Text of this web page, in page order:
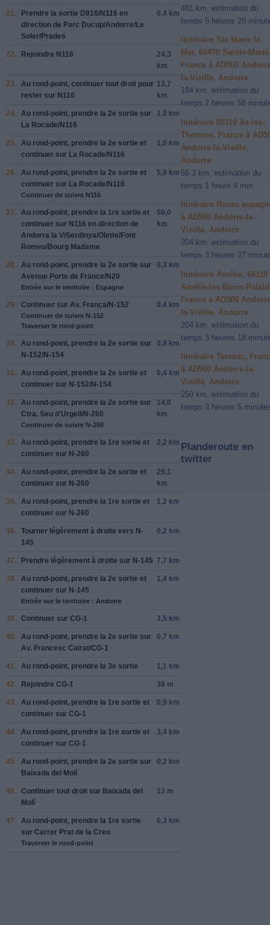
21. Prendre la sortie D916/N116 en
direction de Parc Ducup/Andorre/Le
Soler/Prades
0,4 km
22. Rejoindre N116
24,3
km
23.
Au rond-point, continuer tout droit pour
rester sur N116
13,7
km
24. Au rond-point, prendre la 2e sortie sur
La Rocade/N116
1,0 km
25. Au rond-point, prendre la 2e sortie et
continuer sur La Rocade/N116
1,0 km
26. Au rond-point, prendre la 2e sortie et
continuer sur La Rocade/N116
Continuer de suivre N116
5,9 km
27. Au rond-point, prendre la 1re sortie et
continuer sur N116 en direction de
Andorra la V/Serdinya/Olette/Font
Romeu/Bourg Madame
50,0
km
28. Au rond-point, prendre la 2e sortie sur
Avenue Porte de France/N20
Entrée sur le territoire : Espagne
0,3 km
29. Continuer sur Av. França/N-152
Continuer de suivre N-152
Traverser le rond-point
0,4 km
30. Au rond-point, prendre la 2e sortie sur
N-152/N-154
0,9 km
31. Au rond-point, prendre la 2e sortie et
continuer sur N-152/N-154
0,4 km
32. Au rond-point, prendre la 2e sortie sur
Ctra. Seu d'Urgell/N-260
Continuer de suivre N-260
14,0
km
33. Au rond-point, prendre la 1re sortie et
continuer sur N-260
2,2 km
34. Au rond-point, prendre la 2e sortie et
continuer sur N-260
29,1
km
35. Au rond-point, prendre la 1re sortie et
continuer sur N-260
1,2 km
36. Tourner légèrement à droite vers N-
145
0,2 km
37. Prendre légèrement à droite sur N-145 7,7 km
38. Au rond-point, prendre la 2e sortie et
continuer sur N-145
Entrée sur le territoire : Andorre
1,4 km
39. Continuer sur CG-1 3,5 km
40. Au rond-point, prendre la 2e sortie sur
Av. Francesc Cairat/CG-1
0,7 km
41. Au rond-point, prendre la 3e sortie 1,1 km
42. Rejoindre CG-1 38 m
43. Au rond-point, prendre la 1re sortie et
continuer sur CG-1
0,9 km
44. Au rond-point, prendre la 1re sortie et
continuer sur CG-1
3,4 km
45. Au rond-point, prendre la 2e sortie sur
Baixada del Molí
0,2 km
46. Continuer tout droit sur Baixada del
Molí
13 m
47. Au rond-point, prendre la 1re sortie
sur Carrer Prat de la Creu
Traverser le rond-point
0,3 km
461 km, estimation du
temps 5 heures 20
Itinéraire Ste Marie la
Mer, 66470 Sainte-
France à AD500
la-Vieille, Andorre
184 km, estimation du
temps 2 heures 58
Itinéraire 09110 Ax-les-
Thermes, France à
Andorre-la-Vieille,
Andorre
56,3 km, estimation du
temps 1 heure 9 min
Itinéraire Roses
à AD500 Andorre-la-
Vieille, Andorre
204 km, estimation du
temps 3 heures 27
Itinéraire Amélie, 66110
Amélie-les-Bains-
France à AD500
la-Vieille, Andorre
204 km, estimation du
temps 3 heures 18
Itinéraire Terssac,
à AD500 Andorre-la-
Vieille, Andorre
250 km, estimation du
temps 3 heures 5
Planderoute en
twitter